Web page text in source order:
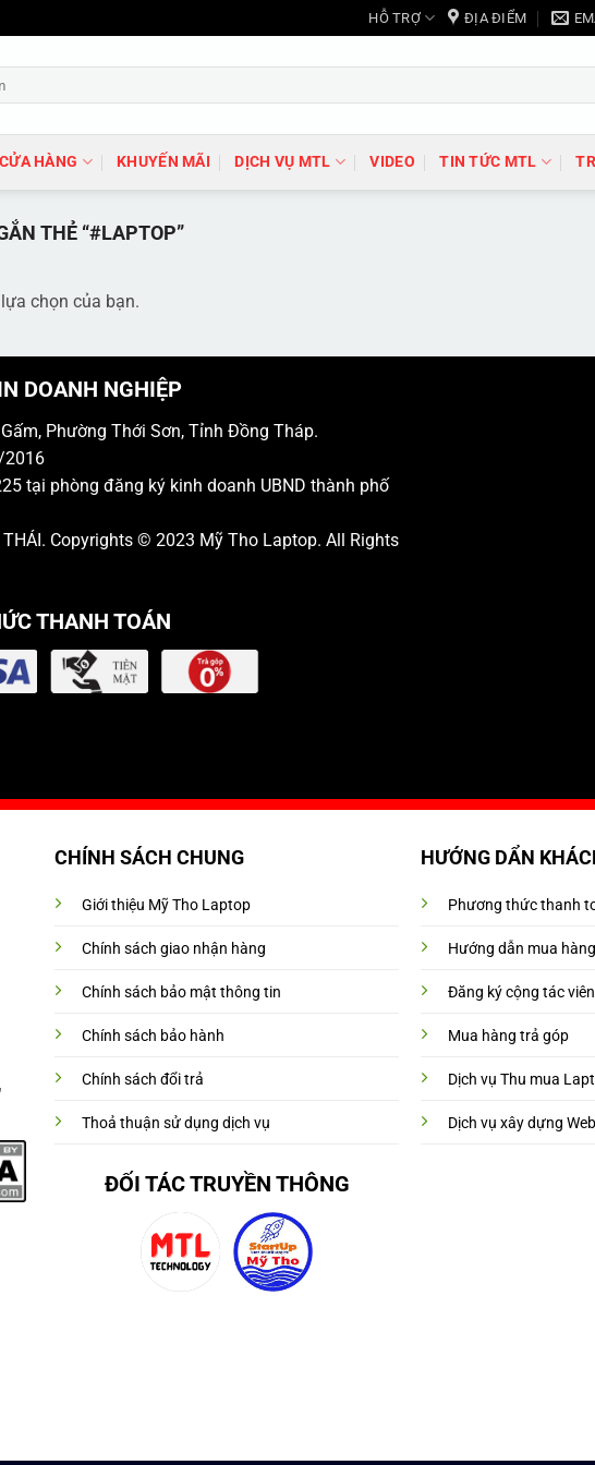
HỖ TRỢ ĐỊA ĐIỂM
CỬA HÀNG KHUYẾN MÃI DỊCH VỤ MTL VIDEO TIN TỨC MTL
THẺ “#LAPTOP”
chọn của bạn.
DOANH NGHIỆP
Phường Thới Sơn, Tỉnh Đồng Tháp.
2016
tại phòng đăng ký kinh doanh UBND thành phố
THÁI. Copyrights © 2023 Mỹ Tho Laptop. All Rights
THANH TOÁN
CHÍNH SÁCH CHUNG
Giới thiệu Mỹ Tho Laptop
Chính sách giao nhận hàng
Chính sách bảo mật thông tin
Chính sách bảo hành
Chính sách đổi trả
Thoả thuận sử dụng dịch vụ
ĐỐI TÁC TRUYỀN THÔNG
HƯỚNG DẨN
Phương thức thanh
Hướng dẫn mua
Đăng ký cộng tác viên
Mua hàng trả góp
Dịch vụ Thu mua
Dịch vụ xây dựng